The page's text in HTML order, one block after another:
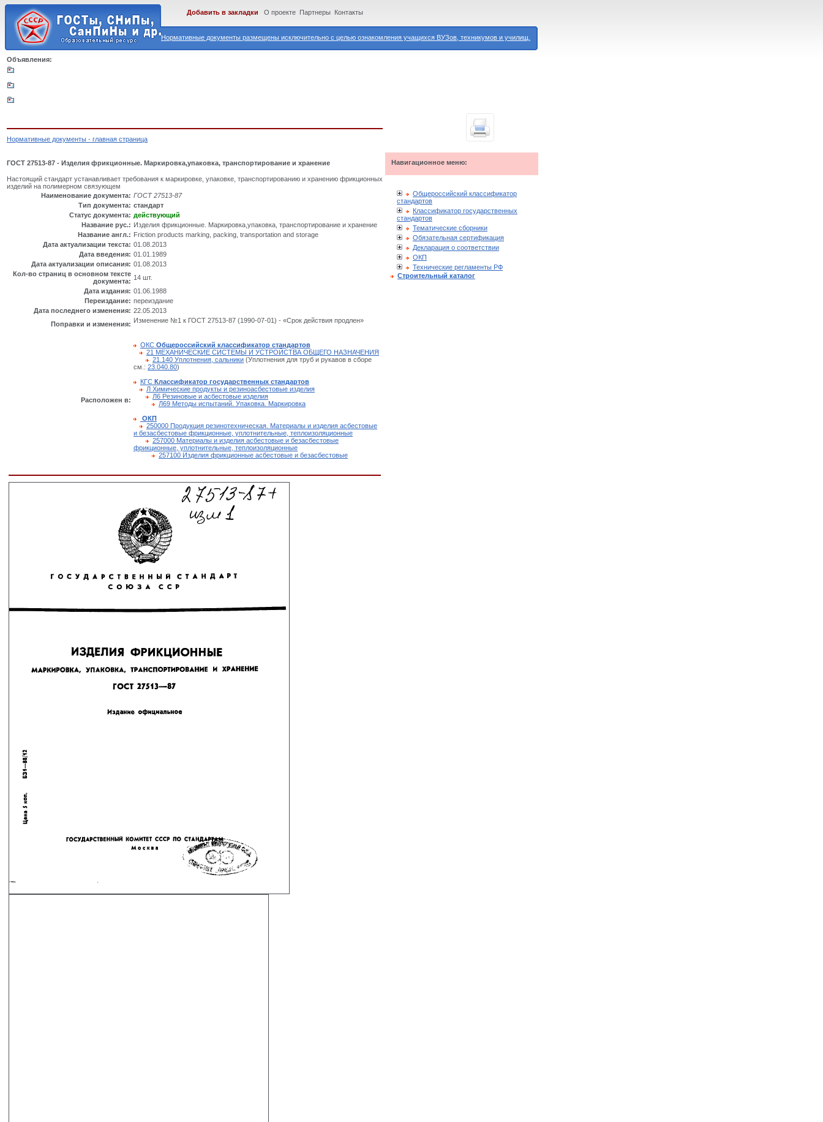
Нормативные документы размещены исключительно с целью ознакомления учащихся ВУЗов, техникумов и училищ.
Добавить в закладки О проекте Партнеры Контакты
Объявления:
Нормативные документы - главная страница
ГОСТ 27513-87 - Изделия фрикционные. Маркировка,упаковка, транспортирование и хранение
Настоящий стандарт устанавливает требования к маркировке, упаковке, транспортированию и хранению фрикционных
изделий на полимерном связующем
Наименование документа: ГОСТ 27513-87
Тип документа: стандарт
Статус документа: действующий
Название рус.: Изделия фрикционные. Маркировка,упаковка, транспортирование и хранение
Название англ.: Friction products marking, packing, transportation and storage
Дата актуализации текста: 01.08.2013
Дата введения: 01.01.1989
Дата актуализации описания: 01.08.2013
Кол-во страниц в основном тексте
документа: 14 шт.
Дата издания: 01.06.1988
Переиздание: переиздание
Дата последнего изменения: 22.05.2013
Поправки и изменения: Изменение №1 к ГОСТ 27513-87 (1990-07-01) - «Срок действия продлен»
Расположен в:
ОКС Общероссийский классификатор стандартов
21 МЕХАНИЧЕСКИЕ СИСТЕМЫ И УСТРОЙСТВА ОБЩЕГО НАЗНАЧЕНИЯ
21.140 Уплотнения, сальники (Уплотнения для труб и рукавов в сборе
см.: 23.040.80)
КГС Классификатор государственных стандартов
Л Химические продукты и резиноасбестовые изделия
Л6 Резиновые и асбестовые изделия
Л69 Методы испытаний. Упаковка. Маркировка
ОКП
250000 Продукция резинотехническая. Материалы и изделия асбестовые
и безасбестовые фрикционные, уплотнительные, теплоизоляционные
257000 Материалы и изделия асбестовые и безасбестовые
фрикционные, уплотнительные, теплоизоляционные
257100 Изделия фрикционные асбестовые и безасбестовые
Навигационное меню:
Общероссийский классификатор
стандартов
Классификатор государственных
стандартов
Тематические сборники
Обязательная сертификация
Декларация о соответствии
ОКП
Технические регламенты РФ
Строительный каталог